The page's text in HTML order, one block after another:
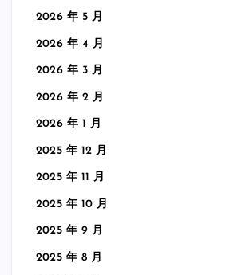
2026 年 5 月
2026 年 4 月
2026 年 3 月
2026 年 2 月
2026 年 1 月
2025 年 12 月
2025 年 11 月
2025 年 10 月
2025 年 9 月
2025 年 8 月